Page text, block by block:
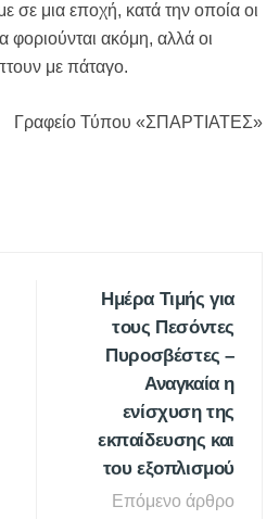
σε μια εποχή, κατά την οποία οι
φοριούνται ακόμη, αλλά οι
με πάταγο.
Γραφείο Τύπου «ΣΠΑΡΤΙΑΤΕΣ»
Ημέρα Τιμής για
τους Πεσόντες
Πυροσβέστες –
Αναγκαία η
ενίσχυση της
εκπαίδευσης και
του εξοπλισμού
Επόμενο άρθρο